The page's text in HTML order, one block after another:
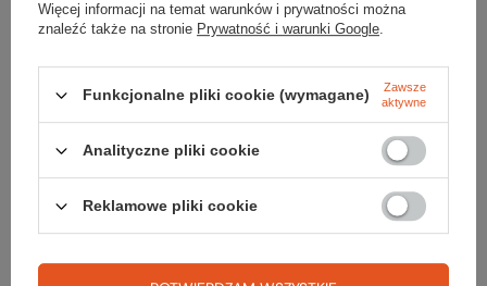
Kolor
light grey / light green
Szersze kopyto
nie
Kod EAN
8056586010614
Sprawdź
Więcej informacji na temat warunków i prywatności można
znaleźć także na stronie Prywatność i warunki Google.
Funkcjonalne pliki cookie (wymagane)
Zawsze
aktywne
Analityczne pliki cookie
Reklamowe pliki cookie